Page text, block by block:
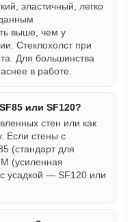
эластичный, легко
выше, чем у
Стеклохолст при
Для большинства
в работе.
или SF120?
стен или как
Если стены с
(стандарт для
(усиленная
усадкой — SF120 или